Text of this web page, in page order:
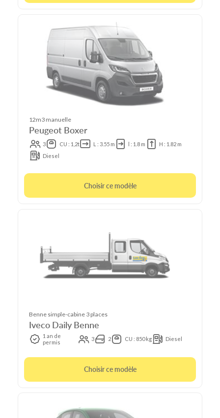
12m3 manuelle
Peugeot Boxer
3 CU : 1,2t L : 3.55 m l : 1.8 m
H : 1.82 m
Diesel
Choisir ce modèle
Benne simple-cabine 3 places
Iveco Daily Benne
1 an de
permis
3 2 CU : 850 kg Diesel
Choisir ce modèle